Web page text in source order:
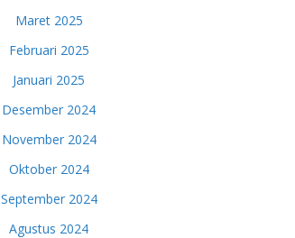
Maret 2025
Februari 2025
Januari 2025
Desember 2024
November 2024
Oktober 2024
September 2024
Agustus 2024